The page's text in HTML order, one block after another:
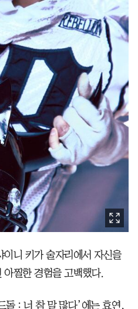
이니 키가 술자리에서 자신을
찔한 경험을 고백했다.
돌 : 너 참 말 많다’에는 효연,